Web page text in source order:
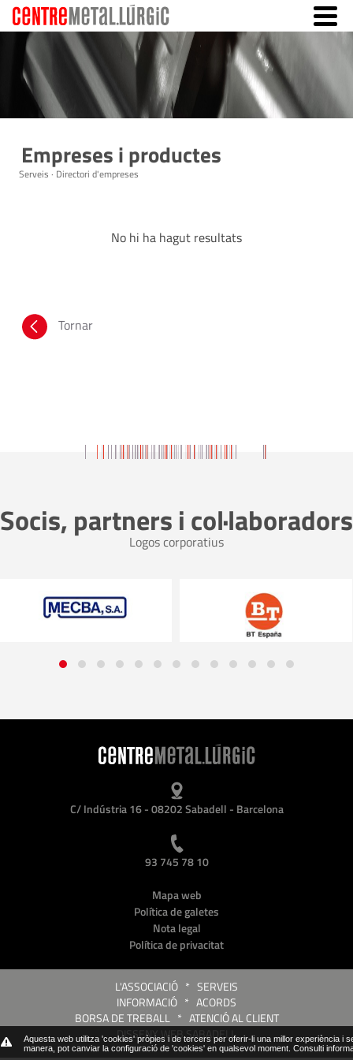
Aquesta web utilitza 'cookies' pròpies i de tercers per oferir-li una millor experiència
manera, pot canviar la configuració de 'cookies' en qualsevol moment. Consulti
Empreses i productes
Serveis · Directori d'empreses
No hi ha hagut resultats
Tornar
Socis, partners i col·laboradors
Logos corporatius
C/ Indústria 16 - 08202 Sabadell - Barcelona
93 745 78 10
Mapa web
Política de galetes
Nota legal
Política de privacitat
L'ASSOCIACIÓ * SERVEIS
INFORMACIÓ * ACORDS
BORSA DE TREBALL* ATENCIÓ AL CLIENT
DISSENY WEB SABADELL